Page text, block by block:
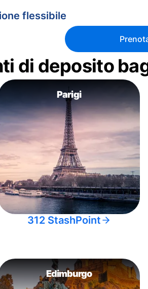
flessibile
di deposito
Parigi
312 StashPoint
Edimburgo